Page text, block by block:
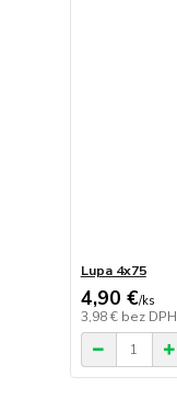
Lupa 4x75
4,90 €/ks
3,98 € bez DPH